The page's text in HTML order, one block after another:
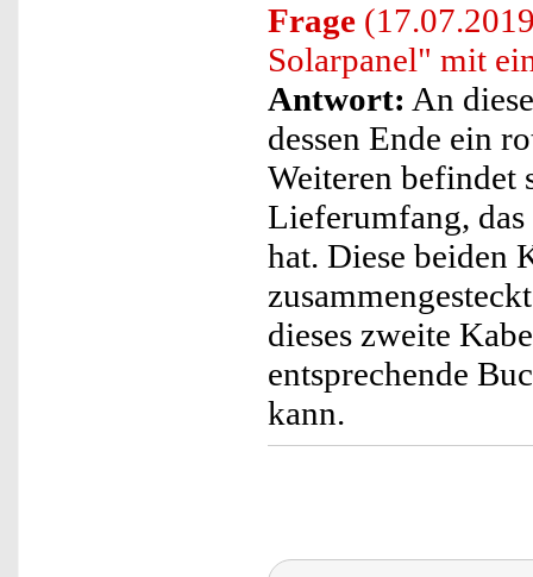
Frage
Solarpanel" mit
Antwort: An
dessen Ende ein
Weiteren befindet
Lieferumfang, das
hat. Diese beiden
dieses zweite
entsprechende
kann.